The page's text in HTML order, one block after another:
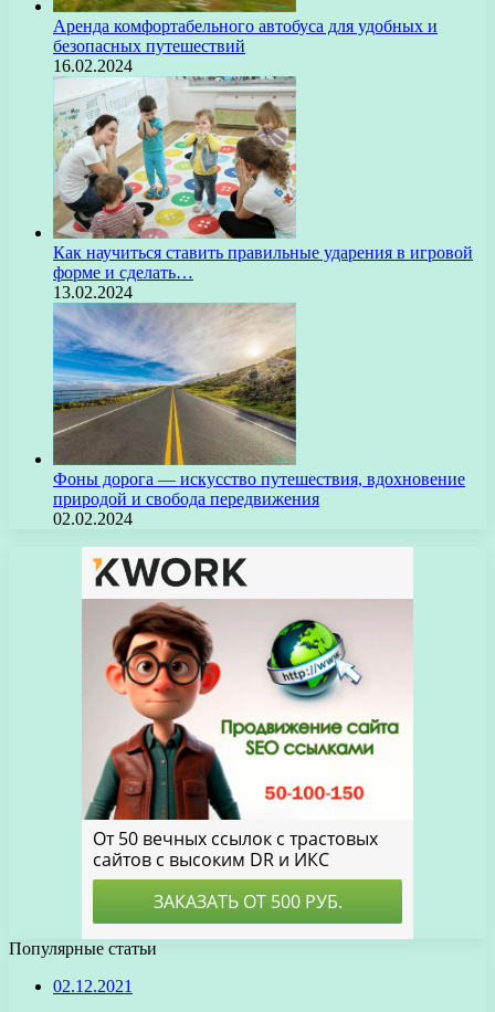
Аренда комфортабельного автобуса для удобных и
безопасных путешествий
16.02.2024
Как научиться ставить правильные ударения в игровой
форме и сделать…
13.02.2024
Фоны дорога — искусство путешествия, вдохновение
природой и свобода передвижения
02.02.2024
Популярные статьи
02.12.2021